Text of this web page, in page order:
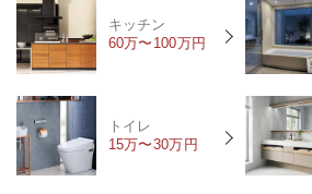
キッチン
60万〜100万円
トイレ
15万〜30万円